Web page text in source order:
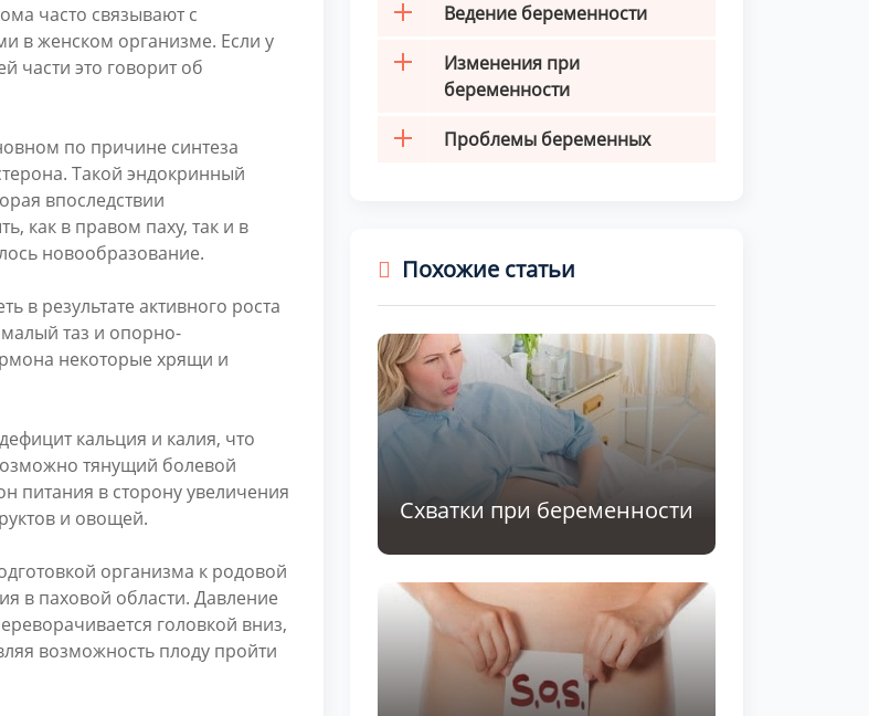
часто связывают с
в женском организме. Если у
части это говорит об
по причине синтеза
Такой эндокринный
впоследствии
как в правом паху, так и в
новообразование.
в результате активного роста
таз и опорно-
некоторые хрящи и
кальция и калия, что
тянущий болевой
питания в сторону увеличения
и овощей.
организма к родовой
в паховой области. Давление
головкой вниз,
возможность плоду пройти
Ведение беременности
Изменения при
беременности
Проблемы беременных
Похожие статьи
Схватки при беременности